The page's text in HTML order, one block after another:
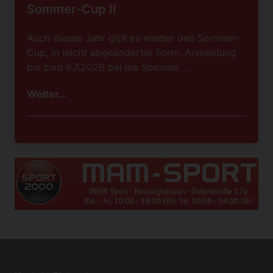
Sommer-Cup II
Auch dieses Jahr gibt es wieder den Sommer-
Cup, in leicht abgeänderter Form. Anmeldung
bis zum 6.7.2026 bei Ina Sommer …
Weiter…